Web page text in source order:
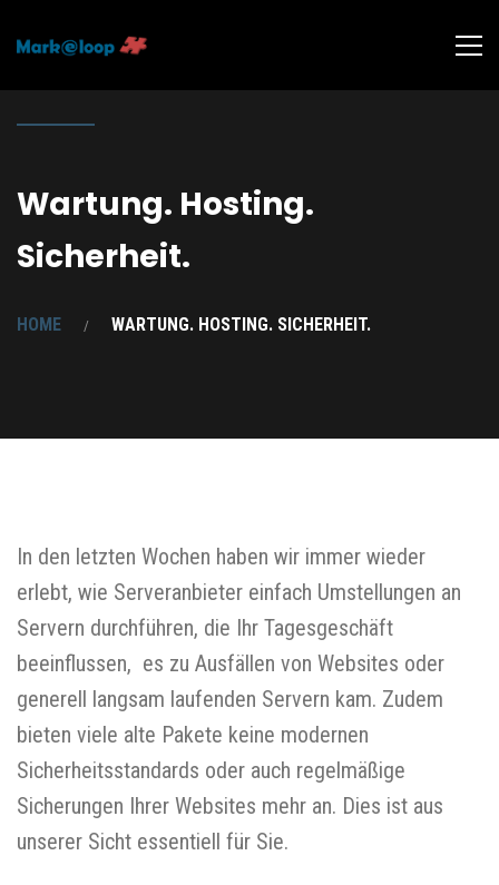
Wartung. Hosting.
Sicherheit.
HOME WARTUNG. HOSTING. SICHERHEIT.
In den letzten Wochen haben wir immer wieder
erlebt, wie Serveranbieter einfach Umstellungen an
Servern durchführen, die Ihr Tagesgeschäft
beeinflussen, es zu Ausfällen von Websites oder
generell langsam laufenden Servern kam. Zudem
bieten viele alte Pakete keine modernen
Sicherheitsstandards oder auch regelmäßige
Sicherungen Ihrer Websites mehr an. Dies ist aus
unserer Sicht essentiell für Sie.